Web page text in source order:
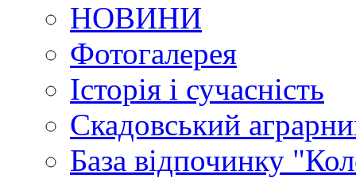
НОВИНИ
Фотогалерея
Історія і сучасність
Скадовський
База відпочинку